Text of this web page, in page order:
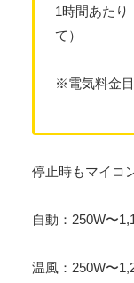
1時間あたり
て）
※電気料金
停止時もマイコ
自動：250W〜
温風：250W〜